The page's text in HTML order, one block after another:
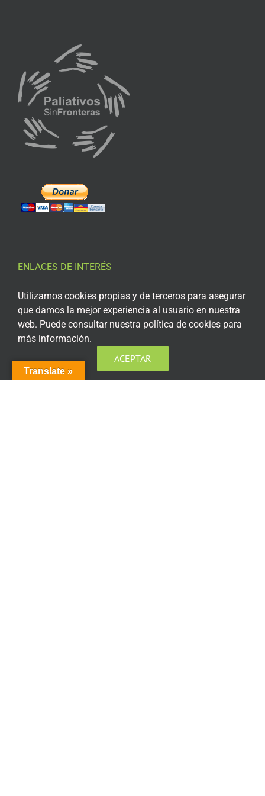
ENLACES DE INTERÉS
Aviso Legal
Política de privacidad
Política de privacidad Redes Sociales
Política de cookies
Translate »
Utilizamos cookies propias y de terceros para asegurar
que damos la mejor experiencia al usuario en nuestra
web. Puede consultar nuestra política de cookies para
más información.
ACEPTAR